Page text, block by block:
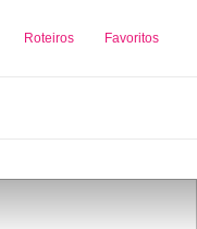
Roteiros Favoritos
uma Empresa